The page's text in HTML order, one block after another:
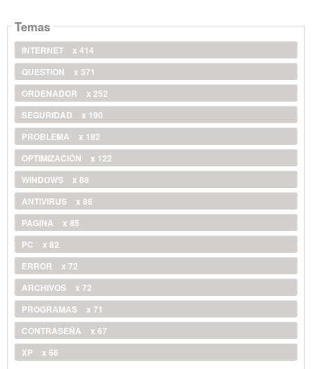
Temas
INTERNET
x 414
QUESTION
x 371
ORDENADOR
x 252
SEGURIDAD
x 190
PROBLEMA
x 182
OPTIMIZACIÓN
x 122
WINDOWS
x 88
ANTIVIRUS
x 86
PAGINA
x 85
PC
x 82
ERROR
x 72
ARCHIVOS
x 72
PROGRAMAS
x 71
CONTRASEÑA
x 67
XP
x 66